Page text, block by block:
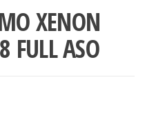
XENON
FULL ASO